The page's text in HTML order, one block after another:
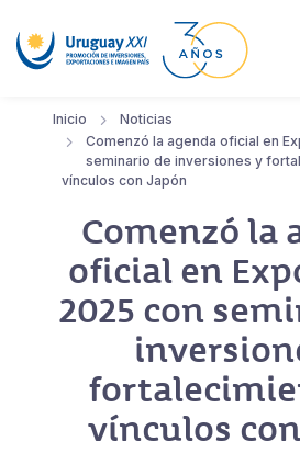
Inicio
Noticias
Comenzó la agenda oficial en
seminario de inversiones y
vínculos con Japón
Comenzó la
oficial en
2025 con
vínculos